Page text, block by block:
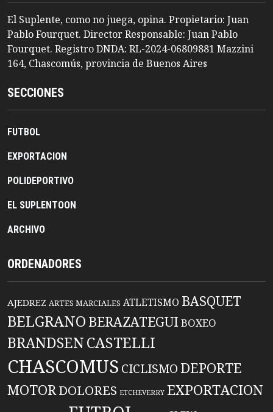
El Suplente, como no juega, opina. Propietario: Juan
Pablo Fourquet. Director Responsable: Juan Pablo
Fourquet. Registro DNDA: RL-2024-06809881 Mazzini
164, Chascomús, provincia de Buenos Aires
SECCIONES
FUTBOL
EXPORTACION
POLIDEPORTIVO
EL SUPLENTOON
ARCHIVO
ORDENADORES
AJEDREZ ARTES MARCIALES ATLETISMO BASQUET
BELGRANO BERAZATEGUIBOXEO
BRANDSENCASTELLI
CHASCOMUS CICLISMO DEPORTE
MOTORDOLORES ETCHEVERRY EXPORTACION